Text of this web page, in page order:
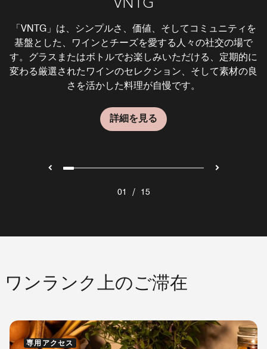
VNTG
「VNTG」は、シンプルさ、価値、そしてコミュニティを
基盤とした、ワインとチーズを愛する人々の社交の場で
す。グラスまたはボトルでお楽しみいただける、定期的に
変わる厳選されたワインのセレクション、そして素材の良
さを活かした料理が自慢です。
詳細を見る
TONG THAI
タイ料理の豊かな歴史をまざまざと感じさせる「Tong
Thai」レストランは、毎日ディナーの時間帯に営業してい
ます。 トムヤムスープやパッタイなど、美味しいタイの
伝統料理を、爽やかなドリンクとともにご堪能ください。
ご来店の際はご予約をお願いします。
詳細を見る
LA FARINE
焼き立てのパン、バリスタが淹れるコーヒー、厳選した本
格的なヨーロッパ料理を味わえる「La Farine」は、お客
様が集まって語らいながらグルメ料理をお楽しみいただけ
る、カジュアルで居心地の良いモダンなカフェ＆ベーカリ
ーです。
詳細を見る
KITCHEN6
「Kitchen6」では現在、インタラクティブなダイニング体
験の充実を図っています。期間中は「Business Bay by
Kitchen6」にて、これまでと変わらぬ料理の職人技をお楽
しみいただけます。朝食: 毎日6:00～11:00昼食: 週末
13:00～16:00夕食: 毎日18:30～23:00
詳細を見る
NOMADIA LOUNGE & TERRACE
「Nomadia」は、ドバイでの一日を始める前のたっぷり
とした朝食にも、午後の仕事を無事終わらせた後のカクテ
ルにも、カジュアルな空間でリラックスして元気を回復す
るのにぴったりの場所です。
BRIDGEWATER TAVERN
居心地が良くくつろいだ雰囲気のスポーツバーでは、カジ
ュアルな食事を楽しみながら、その日の注目のスポーツイ
ベントを薄型テレビで観戦できます。 美味しいカクテル
やビールを飲みながら、ご友人とおくつろぎください。
IZAKAYA
ドバイ中心街にある日本料理レストランで美味しい和食を
ご体験ください。居酒屋の魅力的なメニューと本格的な雰
囲気をご堪能いただけます。
詳細を見る
LUSH BURGER
個性的な雰囲気、素晴らしい眺めと「ジューシー」なバー
ガーをイートインとテイクアウトでお楽しみいただける、
新しくトレンディなバーガーレストランです。
詳細を見る
AQUA POOLSIDE GRILL AND BAR
ドバイの中心街にある「Aqua Poolside Grill and Bar」
は、プールサイドにあるラグジュアリーなレストランで、
太陽の光を浴びながら、落ち着いた雰囲気の中でお食事を
お楽しみいただけます。
PRIME68
一時閉鎖
詳細を見る
RANG MAHAL
一時閉鎖
詳細を見る
POSITANO
「Positano」は、作りたてのパスタやピザのほか、美味し
い肉料理、とびきりのワインとデザートのメニューもお楽
しみいただける本格的なイタリアンレストランです。
詳細を見る
01 / 15
ワンランク上のご滞在
専用アクセス